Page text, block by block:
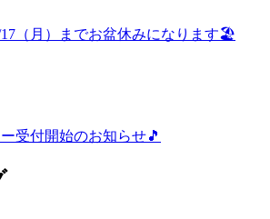
17（月）までお盆休みになります🏖
受付開始のお知らせ🎵